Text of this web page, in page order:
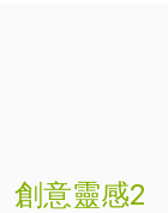
創意靈感2